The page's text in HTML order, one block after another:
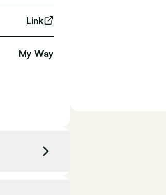
Link
My Way